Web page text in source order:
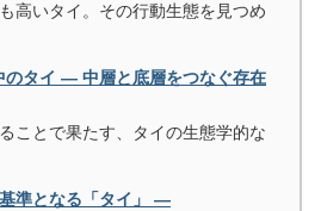
高いタイ。その行動生態を見つめ
タイ ― 中層と底層をつなぐ存在
ことで果たす、タイの生態学的な
準となる「タイ」 ―